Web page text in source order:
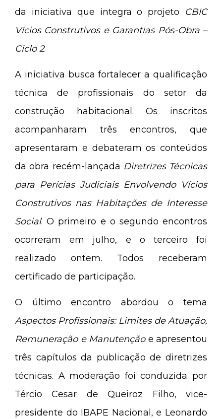
da iniciativa que integra o projeto CBIC
Vícios Construtivos e Garantias Pós-Obra –
Ciclo 2.
A iniciativa busca fortalecer a qualificação
técnica de profissionais do setor da
construção habitacional. Os inscritos
acompanharam três encontros, que
apresentaram e debateram os conteúdos
da obra recém-lançada Diretrizes Técnicas
para Perícias Judiciais Envolvendo Vícios
Construtivos nas Habitações de Interesse
Social. O primeiro e o segundo encontros
ocorreram em julho, e o terceiro foi
realizado ontem. Todos receberam
certificado de participação.
O último encontro abordou o tema
Aspectos Profissionais: Limites de Atuação,
Remuneração e Manutençãoe apresentou
três capítulos da publicação de diretrizes
técnicas. A moderação foi conduzida por
Tércio Cesar de Queiroz Filho, vice-
presidente do IBAPE Nacional, e Leonardo